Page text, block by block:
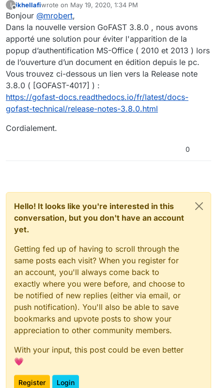
hash=bTlYdGdHaGt3VWRzaGJKV1VMV3M2TFh2aytm
ZEZNeDR6bjIvUUlnaldPST0%3D
n'est plus actif.
Par ailleurs, j'ai mémoire que vous vous nous aviez dit
que dans une prochaine version cette popup
n'apparaitrait plus quand le SSO a été déployé ?
Est-ce que vous pourriez me le repréciser ou
m'indiquer le lien Community ou Support sur le sujet
car je ne le retrouve plus. Merci d'avance,
Cordialement,
I
Offline
ikhellafiwrote on May 19, 2020, 1:34 PM
last edited by ikhellafiMay 19, 2020, 3:35 PM
Bonjour @mrobert,
Dans la nouvelle version GoFAST 3.8.0 , nous avons
apporté une solution pour éviter l'apparition de la
popup d’authentification MS-Office ( 2010 et 2013 ) lors
de l’ouverture d’un document en édition depuis le pc.
Vous trouvez ci-dessous un lien vers la Release note
3.8.0 ( [GOFAST-4017] ) :
https://gofast-docs.readthedocs.io/fr/latest/docs-
gofast-technical/release-notes-3.8.0.html
Cordialement.
0
Hello! It looks like you're interested in this
conversation, but you don't have an account
yet.
Getting fed up of having to scroll through the
same posts each visit? When you register for
an account, you'll always come back to
exactly where you were before, and choose to
be notified of new replies (either via email, or
push notification). You'll also be able to save
bookmarks and upvote posts to show your
appreciation to other community members.
With your input, this post could be even better
💗
Register Login